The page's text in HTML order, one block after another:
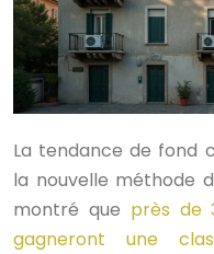
La tendance de fond
la nouvelle méthode
montré que près de
gagneront une